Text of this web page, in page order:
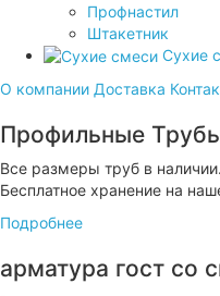
Профнастил
Штакетник
Сухие
О компании Доставка
Профильные
Все размеры труб в
Бесплатное хранение на
Подробнее
арматура гост со